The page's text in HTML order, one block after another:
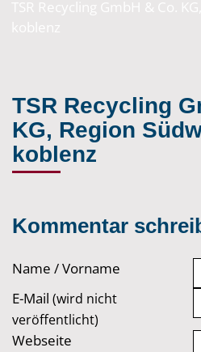
TSR Recycling
KG, Region
koblenz
Kommentar
Name / Vorname
E-Mail (wird nicht
veröffentlicht)
Webseite